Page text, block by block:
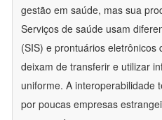
gestão em saúde, mas sua
Serviços de saúde usam
(SIS) e prontuários eletrônicos
deixam de transferir e utilizar
uniforme. A interoperabilidade
por poucas empresas